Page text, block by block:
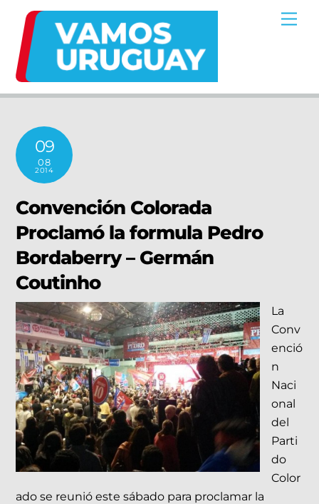
content
09
08
2014
Convención Colorada
Proclamó la formula Pedro
Bordaberry – Germán
Coutinho
La
Conv
enció
n
Naci
onal
del
Parti
do
Color
ado se reunió este sábado para proclamar la